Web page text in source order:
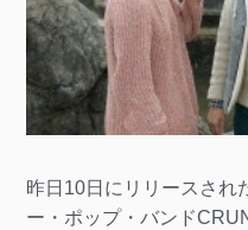
昨日10日にリリースされ
ー・ポップ・バンド